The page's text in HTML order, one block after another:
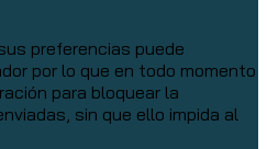
preferencias puede
por lo que en todo momento
para bloquear la
sin que ello impida al